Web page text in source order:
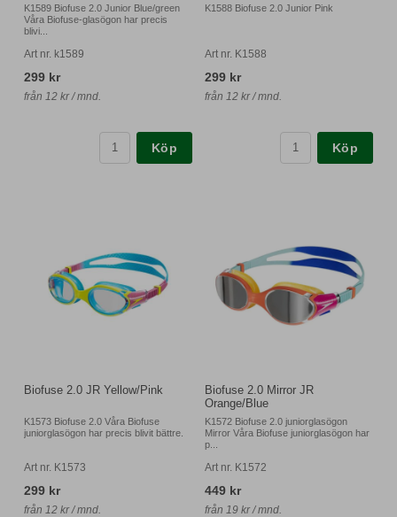
K1589 Biofuse 2.0 Junior Blue/green
Våra Biofuse-glasögon har precis
blivi...
Art nr. k1589
299 kr
från 12 kr / mnd.
Köp
K1588 Biofuse 2.0 Junior Pink
Art nr. K1588
299 kr
från 12 kr / mnd.
Köp
Biofuse 2.0 JR Yellow/Pink
K1573 Biofuse 2.0 Våra Biofuse
juniorglasögon har precis blivit bättre.
Art nr. K1573
299 kr
från 12 kr / mnd.
Biofuse 2.0 Mirror JR
Orange/Blue
K1572 Biofuse 2.0 juniorglasögon
Mirror Våra Biofuse juniorglasögon har
p...
Art nr. K1572
449 kr
från 19 kr / mnd.